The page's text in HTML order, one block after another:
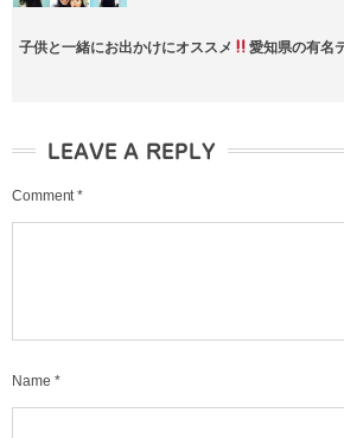
子供と一緒にお出かけにオススメ
愛知県の有名
LEAVE A REPLY
Comment *
Name *